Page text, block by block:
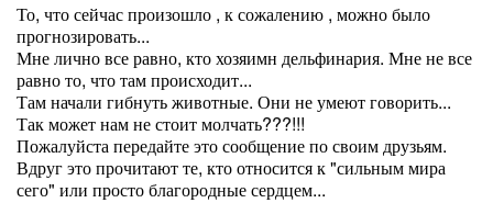
То, что сейчас произошло , к сожалению , можно было
прогнозировать...
Мне лично все равно, кто хозяимн дельфинария. Мне не все
равно то, что там происходит...
Там начали гибнуть животные. Они не умеют говорить...
Так может нам не стоит молчать???!!!
Пожалуйста передайте это сообщение по своим друзьям.
Вдруг это прочитают те, кто относится к "сильным мира
сего" или просто благородные сердцем...